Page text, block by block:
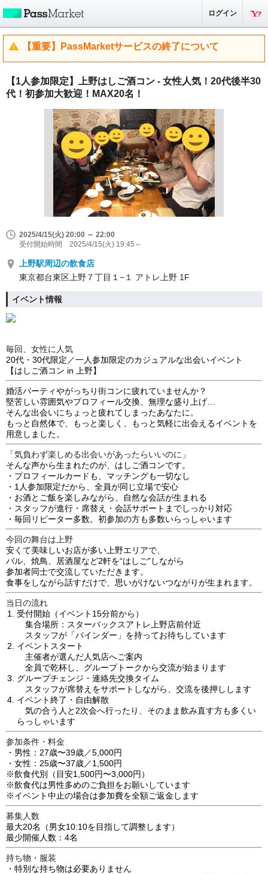
ログイン
【重要】PassMarketサービスの終了について
【1人参加限定】上野はしご酒コン - 女性人気！20代後半30
代！初参加大歓迎！MAX20名！
2025/4/15(火) 20:00 ～ 22:00
受付開始時間 2025/4/15(火) 19:45～
上野駅周辺の飲食店
東京都台東区上野７丁目１−１ アトレ上野 1F
イベント情報
毎回、女性に人気
20代・30代限定／一人参加限定のカジュアルな出会いイベント
【はしご酒コン in 上野】
婚活パーティやがっちり街コンに疲れていませんか？
堅苦しい雰囲気やプロフィール交換、無理な盛り上げ…
そんな出会いにちょっと疲れてしまったあなたに。
もっと自然体で、もっと楽しく、もっと気軽に出会えるイベントを
用意しました。
「気負わず楽しめる出会いがあったらいいのに」
そんな声から生まれたのが、はしご酒コンです。
・プロフィールカードも、マッチングも一切なし
・1人参加限定だから、全員が同じ立場で安心
・お酒とご飯を楽しみながら、自然な会話が生まれる
・スタッフが進行・席替え・会話サポートまでしっかり対応
・毎回リピーター多数。初参加の方も多数いらっしゃいます
今回の舞台は上野
安くて美味しいお店が多い上野エリアで、
バル、焼鳥、居酒屋など2軒を“はしご”しながら
参加者同士で交流していただきます。
食事をしながら話すだけで、思いがけないつながりが生まれます。
当日の流れ
受付開始（イベント15分前から）
集合場所：スターバックスアトレ上野店前付近
スタッフが「バインダー」を持ってお待ちしています
イベントスタート
主催者が選んだ人気店へご案内
全員で乾杯し、グループトークから交流が始まります
グループチェンジ・連絡先交換タイム
スタッフが席替えをサポートしながら、交流を後押しします
イベント終了・自由解散
気の合う人と2次会へ行ったり、そのまま飲み直す方も多くい
らっしゃいます
参加条件・料金
・男性：27歳〜39歳／5,000円
・女性：25歳〜37歳／1,500円
※飲食代別（目安1,500円〜3,000円）
※飲食代は男性多めのご負担をお願いしています
※イベント中止の場合は参加費を全額ご返金します
募集人数
最大20名（男女10:10を目指して調整します）
最少開催人数：4名
持ち物・服装
・特別な持ち物は必要ありません